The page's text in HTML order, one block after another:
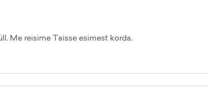
Me reisime Taisse esimest korda.